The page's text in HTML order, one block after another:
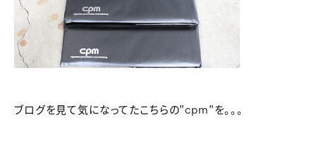
ブログを見て気になってたこちらの″cpm″を。。。